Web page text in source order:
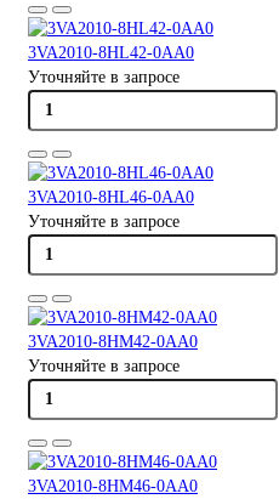
3VA2010-8HL42-0AA0
Уточняйте в запросе
3VA2010-8HL46-0AA0
Уточняйте в запросе
3VA2010-8HM42-0AA0
Уточняйте в запросе
3VA2010-8HM46-0AA0